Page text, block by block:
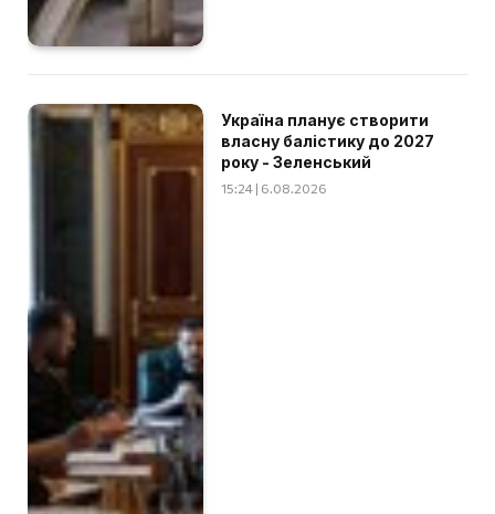
Україна планує створити
власну балістику до 2027
року - Зеленський
15:24 | 6.08.2026